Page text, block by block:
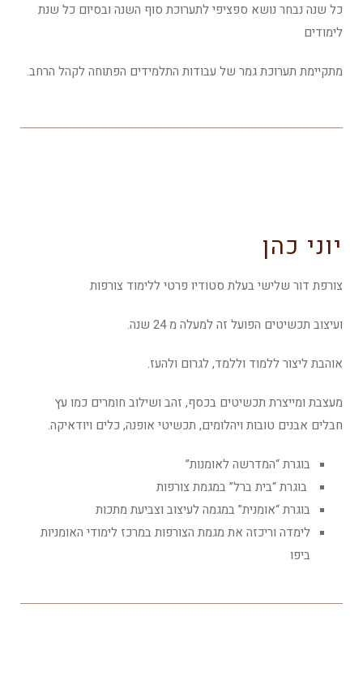
כל שנה נבחר נושא ספציפי לתערוכת סוף השנה ובסיום כל שנת
לימודים
מתקיימת תערוכת גמר של עבודות התלמידים הפתוחה לקהל הרחב.
יוני כהן
צורפת דור שלישי בעלת סטודיו פרטי ללימוד צורפות
ועיצוב תכשיטים הפועל זה למעלה מ 24 שנה.
אוהבת ליצור ללמוד וללמד, לגרום ולהעז.
מעצבת ומייצרת תכשיטים בכסף, זהב ושילוב חומרים כמו עץ
חבלים אבנים טובות ויהלומים, תכשיטי אופנה, כלים ויודאיקה.
בוגרת “המדרשה לאומנות”
בוגרת “בית ברל” במגמת צורפות
בוגרת “אומנית” במגמה לעיצוב וצביעת מתכות
לימדה וריכזה את מגמת הצורפות במרכז לימודי האומניות
ביפו